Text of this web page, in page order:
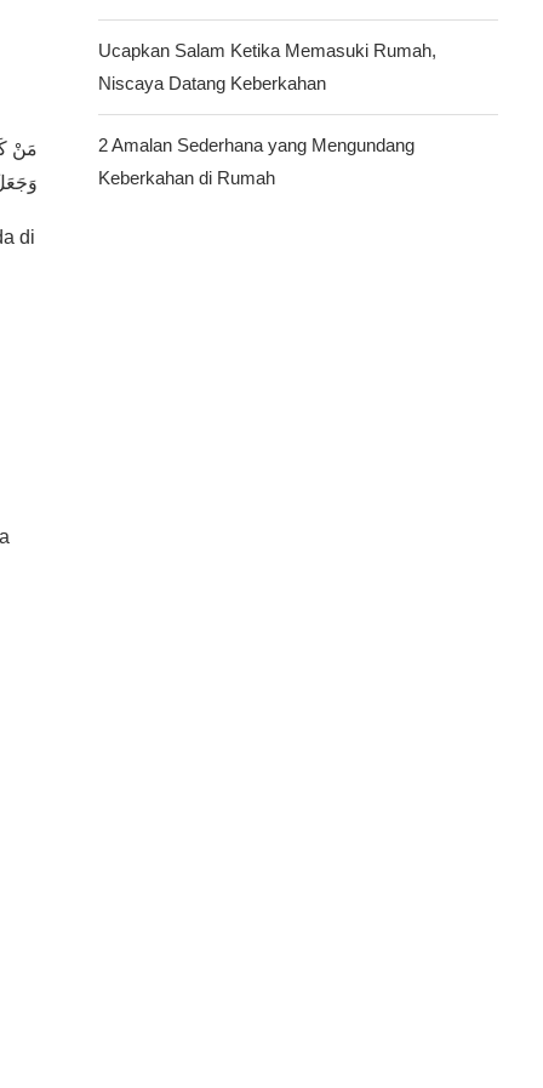
مَنْ
di
Ucapkan Salam Ketika Memasuki Rumah,
Niscaya Datang Keberkahan
2 Amalan Sederhana yang Mengundang
Keberkahan di Rumah